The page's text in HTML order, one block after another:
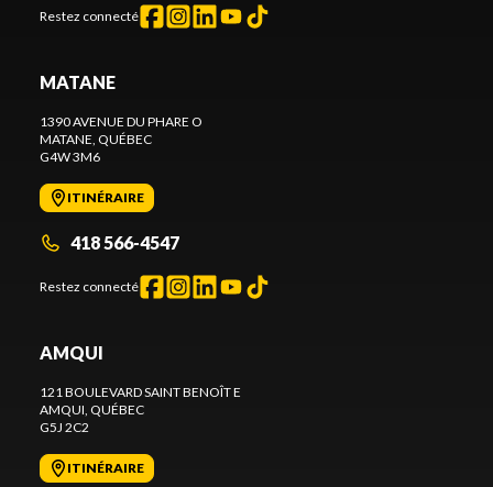
Restez connecté
MATANE
1390 AVENUE DU PHARE O
MATANE, QUÉBEC
G4W 3M6
ITINÉRAIRE
418 566-4547
Restez connecté
AMQUI
121 BOULEVARD SAINT BENOÎT E
AMQUI, QUÉBEC
G5J 2C2
ITINÉRAIRE